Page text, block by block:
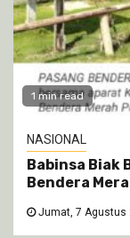
1 min read
NASIONAL
Babinsa Biak
Bendera
Jumat, 7 Agustus